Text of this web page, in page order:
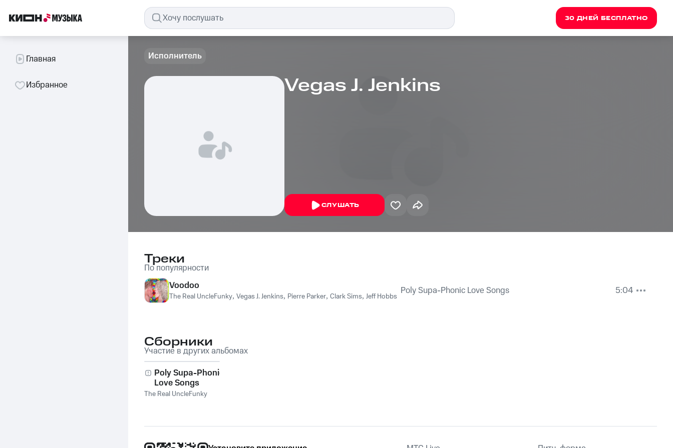
30 ДНЕЙ БЕСПЛАТНО
Главная
Избранное
Исполнитель
Vegas J. Jenkins
СЛУШАТЬ
Треки
По популярности
Voodoo
The Real UncleFunky, Vegas J. Jenkins, Pierre Parker, Clark Sims, Jeff Hobbs Poly Supa-Phonic Love Songs 5:04
Сборники
Участие в других альбомах
Poly Supa-Phonic
Love Songs
The Real UncleFunky